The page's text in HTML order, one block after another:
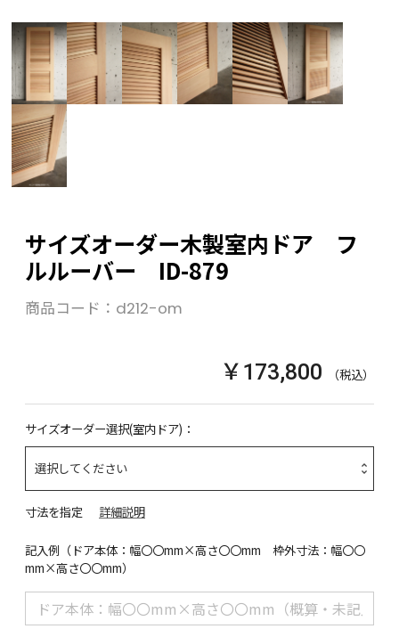
サイズオーダー木製室内ドア フ
ルルーバー ID-879
商品コード： d212-om
￥173,800 （税込）
サイズオーダー選択(室内ドア)
寸法を指定 詳細説明
記入例（ドア本体：幅〇〇mm×高さ〇〇mm 枠外寸法：幅〇〇
mm×高さ〇〇mm）